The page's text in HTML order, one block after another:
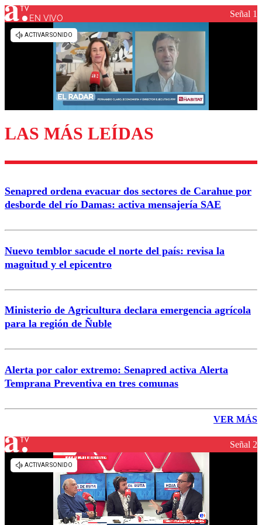
EN VIVO Señal 1
LAS MÁS LEÍDAS
Senapred ordena evacuar dos sectores de Carahue por
desborde del río Damas: activa mensajería SAE
Nuevo temblor sacude el norte del país: revisa la
magnitud y el epicentro
Ministerio de Agricultura declara emergencia agrícola
para la región de Ñuble
Alerta por calor extremo: Senapred activa Alerta
Temprana Preventiva en tres comunas
VER MÁS
Señal 2